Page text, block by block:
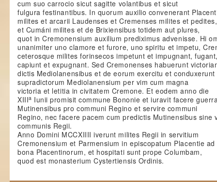
cum suo carrocio sicut sagitte volantibus et sicut
fulgura festinantibus. In quorum auxilio convenerant
milites et arcarii Laudenses et Cremenses milites et
et Cumáni milites et de Brixiensibus totidem aut plures,
quot in Cremonensium auxilium prediximus advenisse. Hi
unanimiter uno clamore et furore, uno spiritu et impetu,
ceterosque milites forinsecos impetunt et impugnant,
capiunt et expugnant. Sed Cremonenses habuerunt
dictis Mediolanensibus et de eorum exercitu et
supradictorum Mediolanensium per vim cum magna
victoria et letitia in civitatem Cremone. Et eodem anno die
XIIIa Iunii promisit commune Bononie et iuravit facere
Mutinensibus pro communi Regino et servire communi
Regino, nec facere pacem cum predictis Mutinensibus sine
communis Regii.
Anno Domini MCCXIIII iverunt milites Regii in servitium
Cremonensium et Parmensium in episcopatum Placentie
bona Placentinorum, et hospitati sunt prope Columbam,
quod est monasterium Cystertiensis Ordinis.